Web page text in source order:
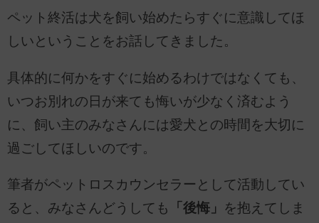
ペット終活は犬を飼い始めたらすぐに意識してほ
しいということをお話してきました。
具体的に何かをすぐに始めるわけではなくても、
いつお別れの日が来ても悔いが少なく済むよう
に、飼い主のみなさんには愛犬との時間を大切に
過ごしてほしいのです。
筆者がペットロスカウンセラーとして活動してい
ると、みなさんどうしても
「後悔」 を抱えてしま